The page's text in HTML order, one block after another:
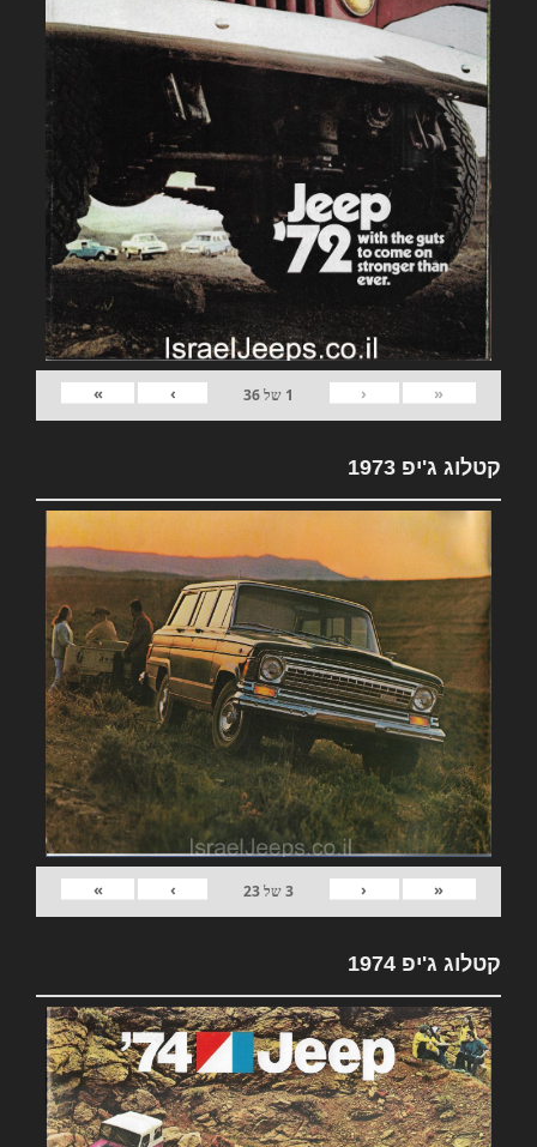
«
‹
1 של36
›
»
קטלוג ג'יפ 1973
«
‹
3של23
›
»
קטלוג ג'יפ 1974